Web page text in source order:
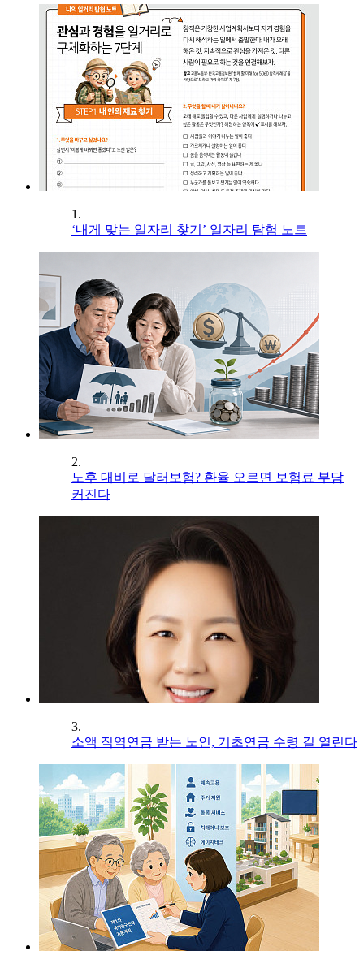
1.
‘내게 맞는 일자리 찾기’ 일자리 탐험 노트
2.
노후 대비로 달러보험? 환율 오르면 보험료 부담
커진다
3.
소액 직역연금 받는 노인, 기초연금 수령 길 열린다